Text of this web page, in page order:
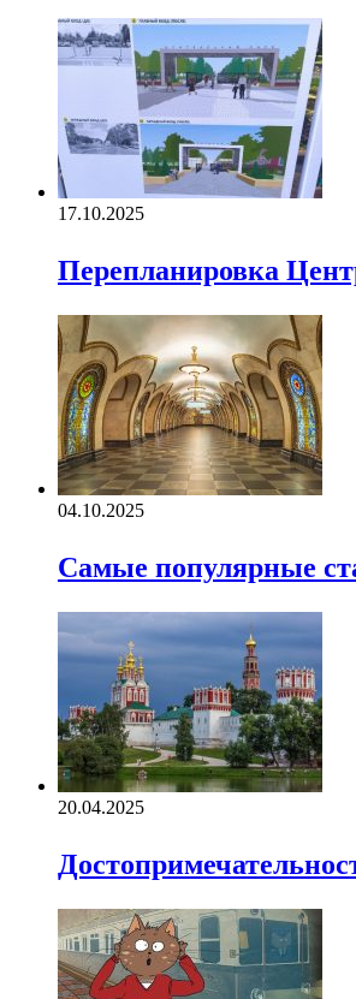
17.10.2025
Перепланировка
04.10.2025
Самые популярные
20.04.2025